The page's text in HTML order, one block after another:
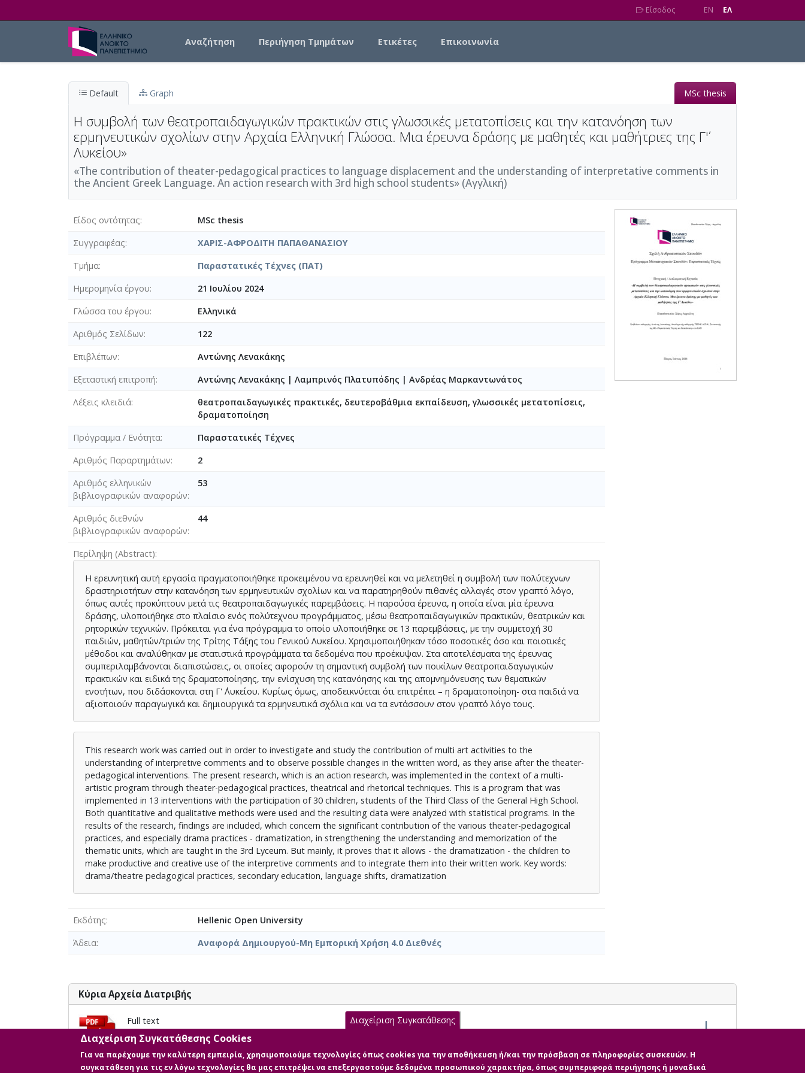
Είσοδος EN EΛ
Αναζήτηση Περιήγηση Τμημάτων Ετικέτες Επικοινωνία
Default Graph MSc thesis
Η συμβολή των θεατροπαιδαγωγικών πρακτικών στις γλωσσικές μετατοπίσεις και την κατανόηση των
ερμηνευτικών σχολίων στην Αρχαία Ελληνική Γλώσσα. Μια έρευνα δράσης με μαθητές και μαθήτριες της Γ΄'
Λυκείου»
«The contribution of theater-pedagogical practices to language displacement and the understanding of interpretative comments in
the Ancient Greek Language. An action research with 3rd high school students» (Αγγλική)
Είδος οντότητας
MSc thesis
Συγγραφέας
ΧΑΡΙΣ-ΑΦΡΟΔΙΤΗ ΠΑΠΑΘΑΝΑΣΙΟΥ
Τμήμα
Παραστατικές Τέχνες (ΠΑΤ)
Ημερομηνία έργου
21 Ιουλίου 2024
Γλώσσα του έργου
Ελληνικά
Αριθμός Σελίδων
122
Επιβλέπων
Αντώνης Λενακάκης
Εξεταστική επιτροπή
Αντώνης Λενακάκης | Λαμπρινός Πλατυπόδης | Ανδρέας Μαρκαντωνάτος
Λέξεις κλειδιά
θεατροπαιδαγωγικές πρακτικές, δευτεροβάθμια εκπαίδευση, γλωσσικές μετατοπίσεις,
δραματοποίηση
Πρόγραμμα / Ενότητα
Παραστατικές Τέχνες
Αριθμός Παραρτημάτων
2
Αριθμός ελληνικών
βιβλιογραφικών αναφορών
53
Αριθμός διεθνών
βιβλιογραφικών αναφορών
44
Περίληψη (Abstract)
Η ερευνητική αυτή εργασία πραγματοποιήθηκε προκειμένου να ερευνηθεί και να μελετηθεί η συμβολή των πολύτεχνων
δραστηριοτήτων στην κατανόηση των ερμηνευτικών σχολίων και να παρατηρηθούν πιθανές αλλαγές στον γραπτό λόγο,
όπως αυτές προκύπτουν μετά τις θεατροπαιδαγωγικές παρεμβάσεις. Η παρούσα έρευνα, η οποία είναι μία έρευνα
δράσης, υλοποιήθηκε στο πλαίσιο ενός πολύτεχνου προγράμματος, μέσω θεατροπαιδαγωγικών πρακτικών, θεατρικών και
ρητορικών τεχνικών. Πρόκειται για ένα πρόγραμμα το οποίο υλοποιήθηκε σε 13 παρεμβάσεις, με την συμμετοχή 30
παιδιών, μαθητών/τριών της Τρίτης Τάξης του Γενικού Λυκείου. Χρησιμοποιήθηκαν τόσο ποσοτικές όσο και ποιοτικές
μέθοδοι και αναλύθηκαν με στατιστικά προγράμματα τα δεδομένα που προέκυψαν. Στα αποτελέσματα της έρευνας
συμπεριλαμβάνονται διαπιστώσεις, οι οποίες αφορούν τη σημαντική συμβολή των ποικίλων θεατροπαιδαγωγικών
πρακτικών και ειδικά της δραματοποίησης, την ενίσχυση της κατανόησης και της απομνημόνευσης των θεματικών
ενοτήτων, που διδάσκονται στη Γ' ΄Λυκείου. Κυρίως όμως, αποδεικνύεται ότι επιτρέπει – η δραματοποίηση- στα παιδιά να
αξιοποιούν παραγωγικά και δημιουργικά τα ερμηνευτικά σχόλια και να τα εντάσσουν στον γραπτό λόγο τους.
This research work was carried out in order to investigate and study the contribution of multi art activities to the
understanding of interpretive comments and to observe possible changes in the written word, as they arise after the theater-
pedagogical interventions. The present research, which is an action research, was implemented in the context of a multi-
artistic program through theater-pedagogical practices, theatrical and rhetorical techniques. This is a program that was
implemented in 13 interventions with the participation of 30 children, students of the Third Class of the General High School.
Both quantitative and qualitative methods were used and the resulting data were analyzed with statistical programs. In the
results of the research, findings are included, which concern the significant contribution of the various theater-pedagogical
practices, and especially drama practices - dramatization, in strengthening the understanding and memorization of the
thematic units, which are taught in the 3rd Lyceum. But mainly, it proves that it allows - the dramatization - the children to
make productive and creative use of the interpretive comments and to integrate them into their written work. Key words:
drama/theatre pedagogical practices, secondary education, language shifts, dramatization
Εκδότης
Hellenic Open University
Άδεια
Αναφορά Δημιουργού-Μη Εμπορική Χρήση 4.0 Διεθνές
Κύρια Αρχεία Διατριβής
Full text
Περιγραφή: 524534_ΠΑΠΑΘΑΝΑΣΙΟΥ_ΧΑΡΙΣ-ΑΦΡΟΔΙΤΗ.pdf (pdf)
Μέγεθος: 2.5 MB
Διαχείριση Συγκατάθεσης
Διαχείριση Συγκατάθεσης Cookies
Για να παρέχουμε την καλύτερη εμπειρία, χρησιμοποιούμε τεχνολογίες όπως cookies για την αποθήκευση ή/και την πρόσβαση σε πληροφορίες συσκευών. Η
συγκατάθεση για τις εν λόγω τεχνολογίες θα μας επιτρέψει να επεξεργαστούμε δεδομένα προσωπικού χαρακτήρα, όπως συμπεριφορά περιήγησης ή μοναδικά